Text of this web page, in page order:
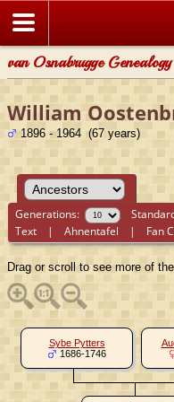
van Osnabrugge Genealogy
William
1896 - 1964 (67 years)
Generations:
Text |Ahnentafel | Fan
Drag or scroll to see more of
Sybe Pytters
1686-1746